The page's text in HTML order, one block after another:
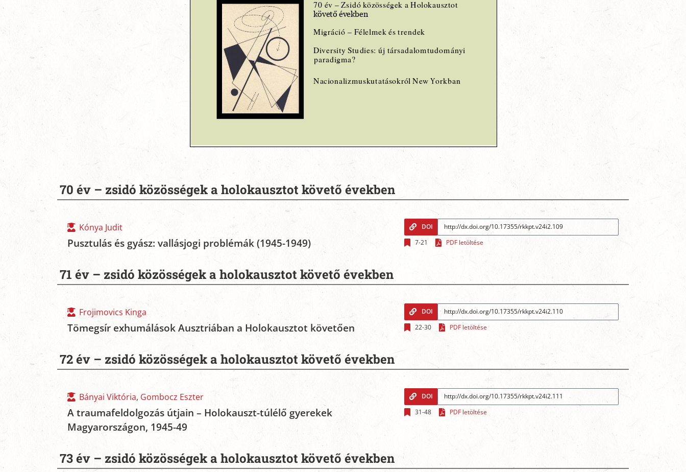
70 év – zsidó közösségek a holokausztot követő években
Kónya Judit
Pusztulás és gyász: vallásjogi problémák (1945-1949)
DOI
7-21
PDF letöltése
71 év – zsidó közösségek a holokausztot követő években
Frojimovics Kinga
Tömegsír exhumálások Ausztriában a Holokausztot követően
DOI
22-30
PDF letöltése
72 év – zsidó közösségek a holokausztot követő években
Bányai Viktória, Gombocz Eszter
A traumafeldolgozás útjain – Holokauszt-túlélő gyerekek
Magyarországon, 1945-49
DOI
31-48
PDF letöltése
73 év – zsidó közösségek a holokausztot követő években